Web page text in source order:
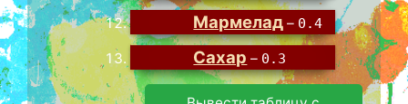
Мармелад – 0.4
Сахар – 0.3